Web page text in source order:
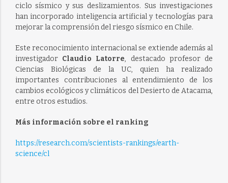
ciclo sísmico y sus deslizamientos. Sus investigaciones
han incorporado inteligencia artificial y tecnologías para
mejorar la comprensión del riesgo sísmico en Chile.
Este reconocimiento internacional se extiende además al
investigador Claudio Latorre, destacado profesor de
Ciencias Biológicas de la UC, quien ha realizado
importantes contribuciones al entendimiento de los
cambios ecológicos y climáticos del Desierto de Atacama,
entre otros estudios.
Más información sobre el ranking
https://research.com/scientists-rankings/earth-
science/cl